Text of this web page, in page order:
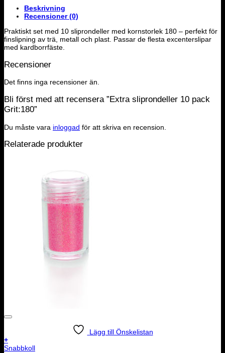
Beskrivning
Recensioner (0)
Praktiskt set med 10 sliprondeller med kornstorlek 180 – perfekt för
finslipning av trä, metall och plast. Passar de flesta excenterslipar
med kardborrfäste.
Recensioner
Det finns inga recensioner än.
Bli först med att recensera ”Extra sliprondeller 10 pack
Grit:180”
Du måste vara inloggad för att skriva en recension.
Relaterade produkter
Lägg till Önskelistan
+
Snabbkoll